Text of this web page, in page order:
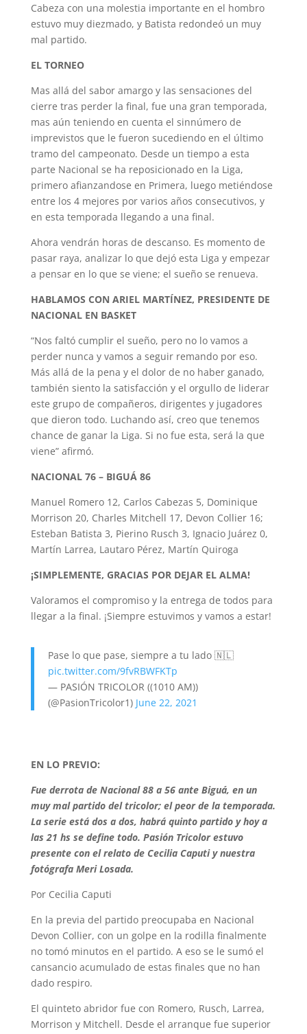
Cabeza con una molestia importante en el hombro
estuvo muy diezmado, y Batista redondeó un muy
mal partido.
EL TORNEO
Mas allá del sabor amargo y las sensaciones del
cierre tras perder la final, fue una gran temporada,
mas aún teniendo en cuenta el sinnúmero de
imprevistos que le fueron sucediendo en el último
tramo del campeonato. Desde un tiempo a esta
parte Nacional se ha reposicionado en la Liga,
primero afianzandose en Primera, luego metiéndose
entre los 4 mejores por varios años consecutivos, y
en esta temporada llegando a una final.
Ahora vendrán horas de descanso. Es momento de
pasar raya, analizar lo que dejóesta Liga y empezar
a pensar en lo que se viene; el sueño se renueva.
HABLAMOS CON ARIEL MARTÍNEZ, PRESIDENTE DE
NACIONAL EN BASKET
“Nos faltó cumplir el sueño, pero no lo vamos a
perder nunca y vamos a seguir remando por eso.
Más allá de la pena y el dolor de no haber ganado,
también siento la satisfacción y el orgullo de liderar
este grupo de compañeros, dirigentes y jugadores
que dieron todo. Luchando así, creo que tenemos
chance de ganar la Liga. Si no fue esta, será la que
viene” afirmó.
NACIONAL 76 – BIGUÁ 86
Manuel Romero 12, Carlos Cabezas 5, Dominique
Morrison 20, Charles Mitchell 17, Devon Collier 16;
Esteban Batista 3, Pierino Rusch 3, Ignacio Juárez 0,
Martín Larrea, Lautaro Pérez, Martín Quiroga
¡SIMPLEMENTE, GRACIAS POR DEJAR EL ALMA!
Valoramos el compromiso y la entrega de todos para
llegar a la final. ¡Siempre estuvimos y vamos a estar!
Pase lo que pase, siempre a tu lado 🇳🇱
pic.twitter.com/9fvRBWFKTp
— PASIÓN TRICOLOR ((1010 AM))
(@PasionTricolor1) June 22, 2021
EN LO PREVIO:
Fue derrota de Nacional88 a 56 ante Biguá, en un
muy mal partido del tricolor; elpeor de la temporada.
La serie está dos a dos, habrá quinto partidoy hoy a
las 21 hs se define todo. Pasión Tricolor estuvo
presente con el relato de Cecilia Caputi y nuestra
fotógrafa Meri Losada.
Por Cecilia Caputi
En la previa del partido preocupaba en Nacional
Devon Collier, con un golpe en la rodilla finalmente
no tomó minutos en el partido. A eso se le sumó el
cansancio acumulado de estas finales que no han
dado respiro.
El quinteto abridor fue con Romero, Rusch, Larrea,
Morrison y Mitchell. Desde el arranque fue superior